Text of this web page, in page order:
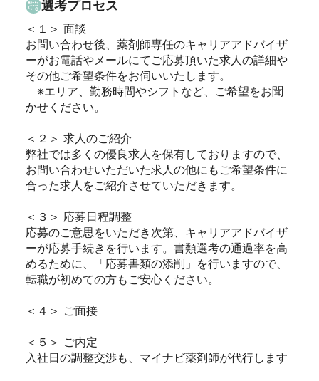
選考プロセス
＜１＞ 面談
お問い合わせ後、薬剤師専任のキャリアアドバイザ
ーがお電話やメールにてご応募頂いた求人の詳細や
その他ご希望条件をお伺いいたします。
※エリア、勤務時間やシフトなど、ご希望をお聞
かせください。
＜２＞ 求人のご紹介
弊社では多くの優良求人を保有しておりますので、
お問い合わせいただいた求人の他にもご希望条件に
合った求人をご紹介させていただきます。
＜３＞ 応募日程調整
応募のご意思をいただき次第、キャリアアドバイザ
ーが応募手続きを行います。書類選考の通過率を高
めるために、「応募書類の添削」を行いますので、
転職が初めての方もご安心ください。
＜４＞ ご面接
＜５＞ ご内定
入社日の調整交渉も、マイナビ薬剤師が代行します